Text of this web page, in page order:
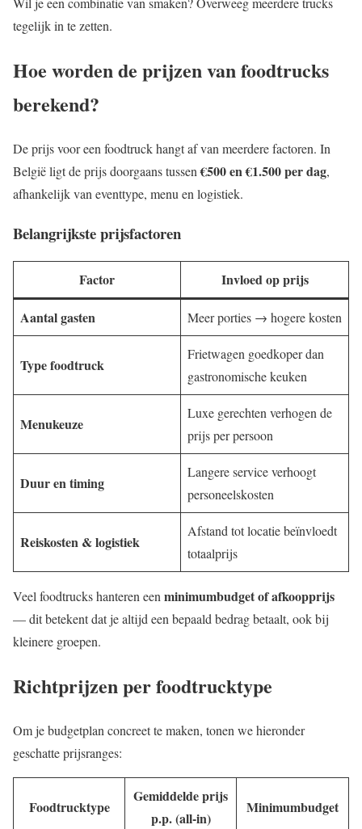
tegelijk in te zetten.
Hoe worden de prijzen van foodtrucks
berekend?
De prijs voor een foodtruck hangt af van meerdere factoren. In
België ligt de prijs doorgaans tussen€500 en €1.500 per dag,
afhankelijk van eventtype, menu en logistiek.
Belangrijkste prijsfactoren
Factor Invloed op prijs
Aantal gasten Meer porties → hogere kosten
Type foodtruck
Frietwagen goedkoper dan
gastronomische keuken
Menukeuze
Luxe gerechten verhogen de
prijs per persoon
Duur en timing
Langere service verhoogt
personeelskosten
Reiskosten & logistiek
Afstand tot locatie beïnvloedt
totaalprijs
Veel foodtrucks hanteren eenminimumbudget of afkoopprijs
— dit betekent dat je altijd een bepaald bedrag betaalt, ook bij
kleinere groepen.
Richtprijzen per foodtrucktype
Om je budgetplan concreet te maken, tonen we hieronder
geschatte prijsranges:
Foodtrucktype
Gemiddelde prijs
p.p.(all‑in)
Minimumbudget